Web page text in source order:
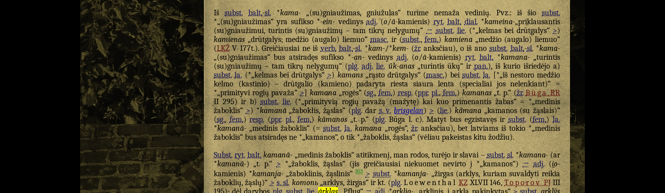
Išsubst. balt.-sl.*kama-„(su)gniaužimas, gniužulas“ turime nemaža vedinių. Pvz.: iš šiosubst.
*„(su)gniaužimas“ yra sufikso *-ein-vedinysadj.(o/ā-kamienis)ryt. balt. dial.*kameina-„priklausantis
(su)gniaužimui, turintis (su)gniaužimų – tam tikrų nelygumų“→ subst. lie.(*„kelmas bei drūtgalys“>)
kamíenas„drūtgalys; medžio (augalo) liemuo“masc.ir (subst.,fem.)kamíena„medžio (augalo) liemuo“
(LKŽV 177t.). Greičiausiai ne išverb. balt.-sl.*kam-/*kem-(žr.anksčiau), o iš anosubst. balt.-sl.*kama-
„(su)gniaužimas“ bus atsiradęs sufikso *-an-vedinysadj.(o/ā-kamienis)ryt. balt.*kamana-„turintis
(su)gniaužimų – tam tikrų nelygumų“ (plg. adj. lie. ū́k-anas„turintis ūkų“ irpan.), iš kurio išriedėjo a)
subst. la.(*„kelmas bei drūtgalys“>)kamans„rąsto drūtgalys“ (masc.) beisubst. la.[*„iš nestoro medžio
kelmo (kastinio) – drūtgalio (kamieno) padaryta riesta siaura lenta (specialiai jos nelenkiant)“ =
*„primityvi rogių pavaža“>]kamana„rogės“ (sg.,fem.)resp.(ppr. pl.,fem.)kamanas„t. p.“ (žr. BūgaRR
II 295) ir b)subst. lie.(*„primityvią rogių pavažą (mažytę) kai kuo primenantis žabas“ = *„medinis
žaboklis“>) *kamanā„žabokłis, žąslas“ (plg.dars. v. brisgelan)>(lie.)kãmana„kamanos (su žąslais)“
(sg.,fem.)resp.(ppr. pl.,fem.)kãmanos„t. p.“ (plg.Būga l. c). Matyt bus egzistavęs irsubst.(fem.)la.
*kamanā-„medinis žaboklis“ (=subst. la. kamana„rogės“,žr.anksčiau), bet latviams iš tokio *„medinis
žaboklis“ bus atsiradęs ne *„kamanos“, o tik *„žaboklis, žąslas“ (vėliau pakeistas kitu žodžiu).
Subst. ryt. balt. kamanā-„medinis žaboklis“ atitikmenį, man rodos, turėjo ir slavai –subst. sl.*kamana-(ar
*kamanā-) „t. p.“>*„žaboklis, žąslas“ (jis greičiausiai niekuomet nevirto į *„kamanos“)→ adj.(i̯o-
kamienis) *kamanja-„žaboklinis, žąslinis“103 > subst.*kamanja-„žirgas (arklys, kuriam suvaldyti reikia
žaboklių, žąslų)“> s. sl. komonь„arklys, žirgas“ ir kt. (plg. Loewenthal KZ XLVII 146,ToporovPJIII